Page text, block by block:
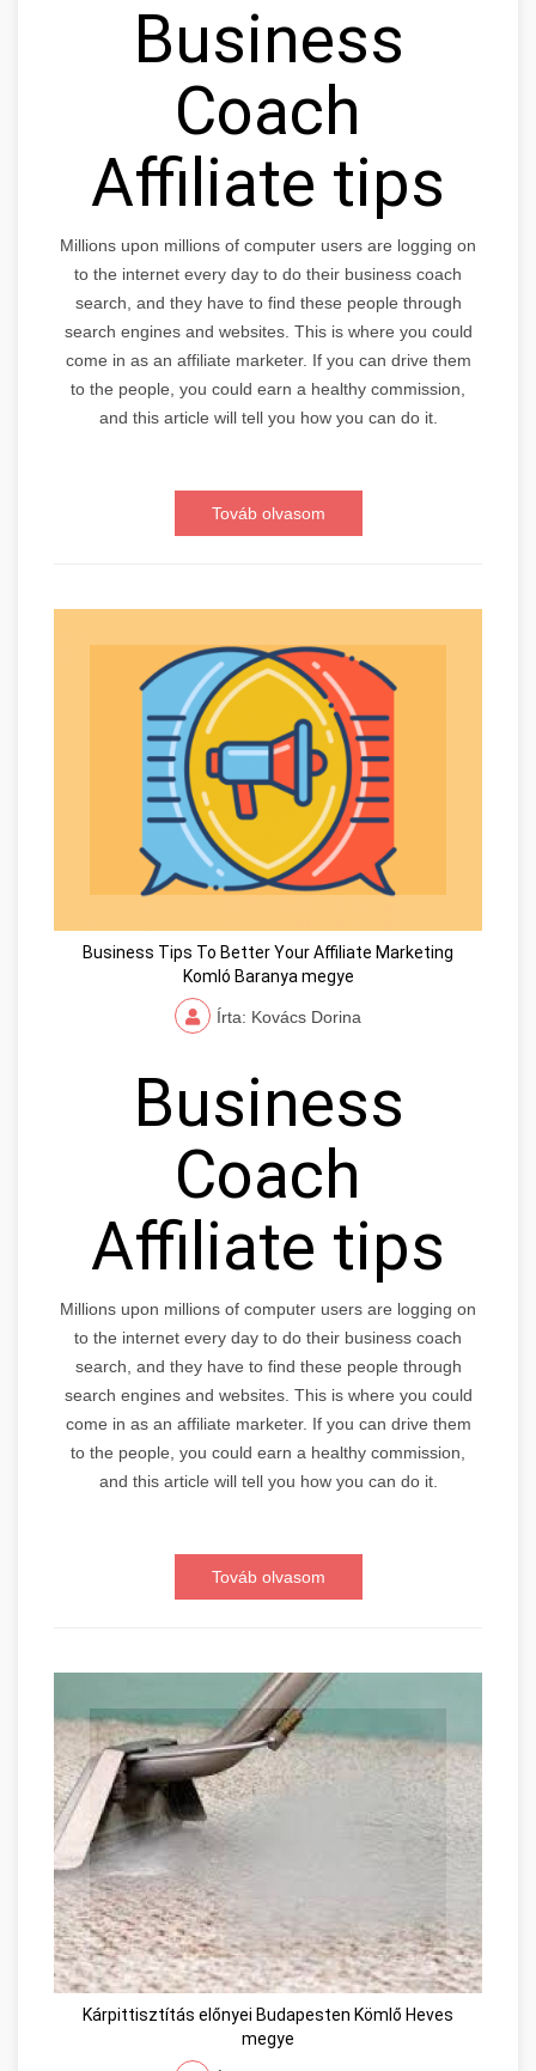
Business
Coach
Affiliate tips
Millions upon millions of computer users are logging on
to the internet every day to do their business coach
search, and they have to find these people through
search engines and websites. This is where you could
come in as an affiliate marketer. If you can drive them
to the people, you could earn a healthy commission,
and this article will tell you how you can do it.
Továb olvasom
Business Tips To Better Your Affiliate Marketing
Komló Baranya megye
Írta: Kovács Dorina
Business
Coach
Affiliate tips
Millions upon millions of computer users are logging on
to the internet every day to do their business coach
search, and they have to find these people through
search engines and websites. This is where you could
come in as an affiliate marketer. If you can drive them
to the people, you could earn a healthy commission,
and this article will tell you how you can do it.
Továb olvasom
Kárpittisztítás előnyei Budapesten Kömlő Heves
megye